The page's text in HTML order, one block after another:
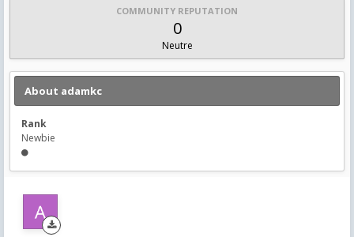
COMMUNITY REPUTATION
0
Neutre
About adamkc
Rank
Newbie